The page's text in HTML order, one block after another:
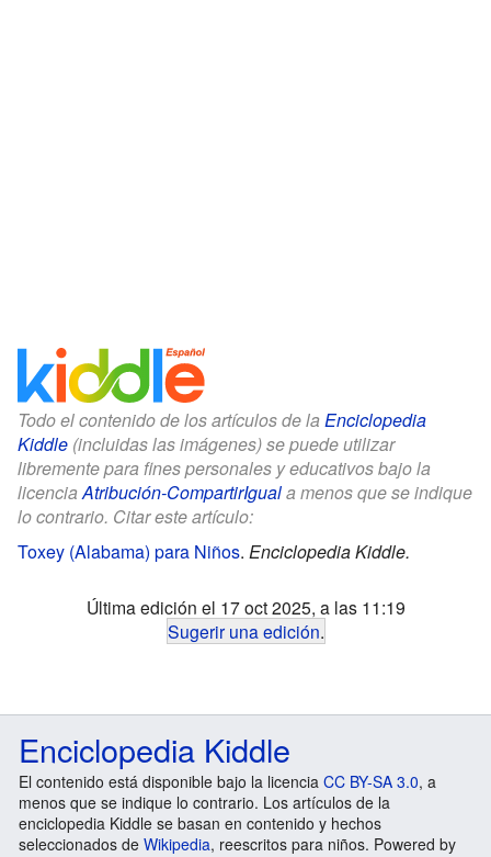
Todo el contenido de los artículos de la Enciclopedia
Kiddle (incluidas las imágenes) se puede utilizar
libremente para fines personales y educativos bajo la
licenciaAtribución-CompartirIguala menos que se indique
lo contrario. Citar este artículo:
Toxey (Alabama) para Niños. Enciclopedia Kiddle.
Última edición el 17 oct 2025, a las 11:19
Sugerir una edición.
Enciclopedia Kiddle
El contenido está disponible bajo la licencia CC BY-SA 3.0, a
menos que se indique lo contrario. Los artículos de la
enciclopedia Kiddle se basan en contenido y hechos
seleccionados de Wikipedia, reescritos para niños. Powered by